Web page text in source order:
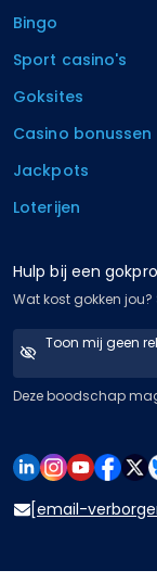
Bingo
Sport casino's
Goksites
Casino bonussen
Jackpots
Loterijen
Hulp bij een
Wat kost gokken jou?
Toon mij geen
Deze boodschap
[email-